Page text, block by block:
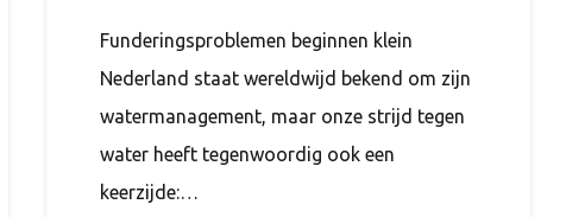
Funderingsproblemen beginnen klein
Nederland staat wereldwijd bekend om zijn
watermanagement, maar onze strijd tegen
water heeft tegenwoordig ook een
keerzijde:…